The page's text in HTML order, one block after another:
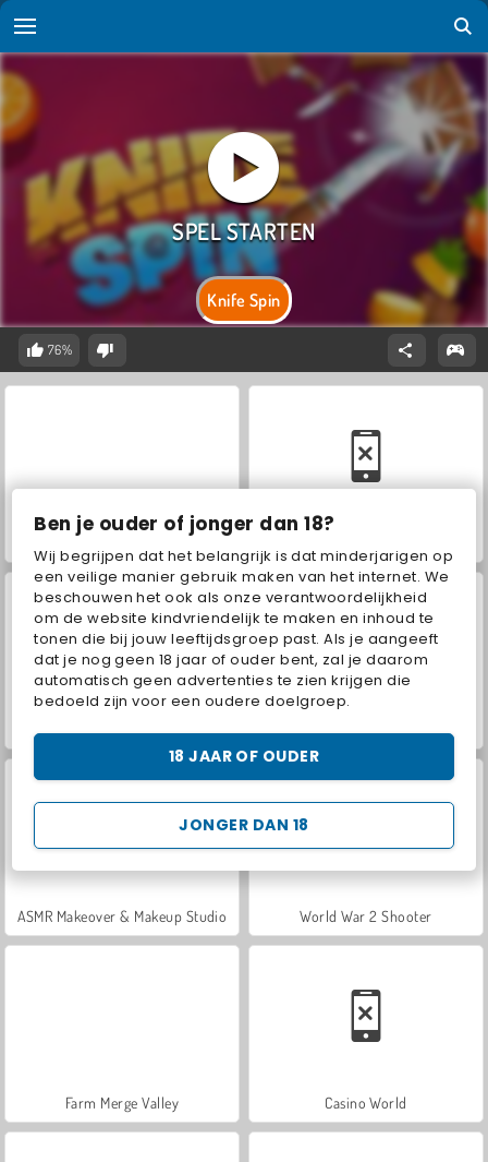
Ben je ouder of jonger dan 18?
Wij begrijpen dat het belangrijk is dat minderjarigen op
een veilige manier gebruik maken van het internet. We
beschouwen het ook als onze verantwoordelijkheid
om de website kindvriendelijk te maken en inhoud te
tonen die bij jouw leeftijdsgroep past. Als je aangeeft
dat je nog geen 18 jaar of ouder bent, zal je daarom
automatisch geen advertenties te zien krijgen die
bedoeld zijn voor een oudere doelgroep.
JONGER DAN 18
18 JAAR OF OUDER
Knife Spin
76%
VegaMix Da Vinci Puzzles Let's Fish!
ASMR Makeover & Makeup Studio World War 2 Shooter
Farm Merge Valley Casino World